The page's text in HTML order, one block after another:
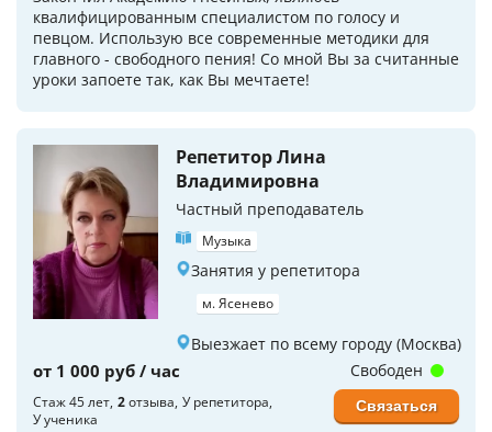
квалифицированным специалистом по голосу и
певцом. Использую все современные методики для
главного - свободного пения! Со мной Вы за считанные
уроки запоете так, как Вы мечтаете!
Репетитор Лина
Владимировна
Частный преподаватель
Музыка
Занятия у репетитора
м. Ясенево
Выезжает по всему городу (Москва)
от 1 000 руб / час
Стаж 45 лет 2отзыва У репетитора
У ученика
Свободен
Связаться